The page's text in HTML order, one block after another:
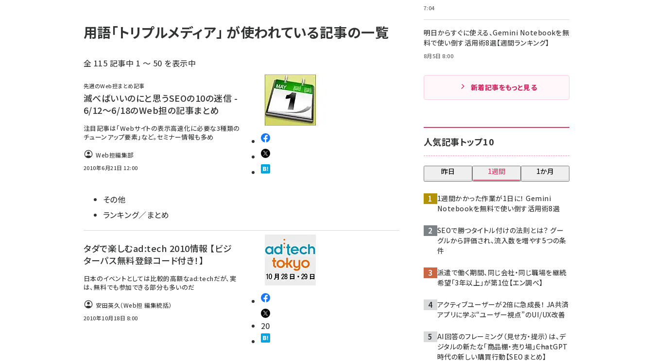
用語「トリプルメディア」 が使われている記事の一覧
全 115 記事中 1 ～ 50 を表示中
先週のWeb担まとめ記事
滅べばいいのにと思うSEOの10の迷信 -
6/12～6/18のWeb担の記事まとめ
注目記事は「Webサイトの表示高速化に必要な3種類の
チューンアップ要素」など。セミナー情報も多め
Web担編集部
2010年6月21日 12:00
その他
ランキング／まとめ
タダで楽しむad:tech 2010情報 【ビジ
ターパス無料登録コード付き！】
日本のイベントとしては比較的高額なad:techだが、実
は、無料でも参加できる部分も多いのだ
安田英久（Web担 編集統括）
2010年10月18日 8:00
20
7:04
明日からすぐに使える、Gemini Notebookを無
料で使い倒す活用術8選【週間ランキング】
8月5日 8:00
新着記事をもっと見る
人気記事トップ10
昨日 1週間 1か月
1週間かかった作業が1日に！ Gemini
Notebookを無料で使い倒す活用術8選
SEOで勝つタイトル付けの法則とは？ グー
グルから評価され、流入数を増やす5つの条
件
派遣で働く期間、同じ会社・同じ職場を継続
希望「3年以上」が第1位【エン調べ】
アクティブユーザーが2倍に急成長！ JA共済
アプリに学ぶ“ユーザー視点”のUI/UX改善
AI回答のフレーミング（見せ方・提示）は、デ
ジタルの新たな「商品棚・売り場」――ChatGPT
時代の新しい購買行動【SEOまとめ】